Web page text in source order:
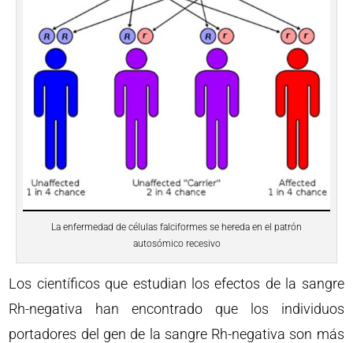
La enfermedad de células falciformes se hereda en el patrón
autosómico recesivo
Los científicos que estudian los efectos de la sangre
Rh-negativa han encontrado que los individuos
portadores del gen de la sangre Rh-negativa son más